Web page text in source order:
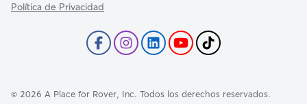
Política de Privacidad
© 2026 A Place for Rover, Inc. Todos los derechos reservados.